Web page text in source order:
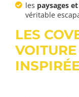
les paysages
véritable
LES